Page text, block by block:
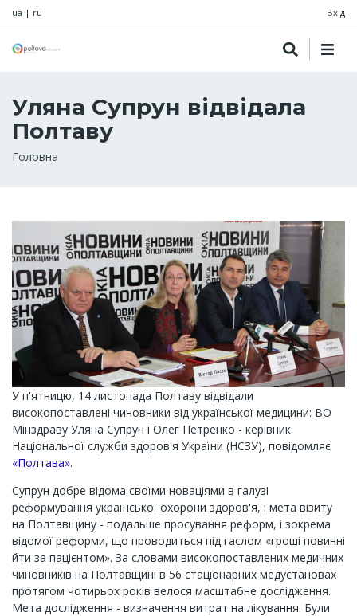
ua | ru Вхід
Уляна Супрун відвідала
Полтаву
Рядок
Головна
У п'ятницю, 14 листопада Полтаву відвідали
високопоставлені чиновники від української медицини: ВО
Мінздраву Уляна Супрун і Олег Петренко - керівник
Національної служби здоров'я України (НСЗУ), повідомляє
«Полтава».
Супрун добре відома своїми новаціями в галузі
реформування української охорони здоров'я, і ​​мета візиту
на Полтавщину - подальше просування реформ, і зокрема
відомої реформи, що проводиться під гаслом «гроші повинні
йти за пацієнтом». За словами високопоставлених медичних
чиновників на Полтавщині в 56 стаціонарних медустановах
протягом чотирьох років велося масштабне дослідження.
Мета дослідження - визначення витрат на лікування. Були